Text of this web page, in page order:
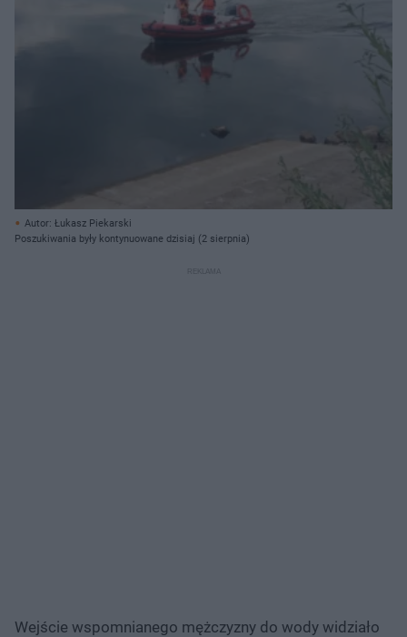
Autor: Łukasz Piekarski
Poszukiwania były kontynuowane dzisiaj (2 sierpnia)
Wejście wspomnianego mężczyzny do wody widziało